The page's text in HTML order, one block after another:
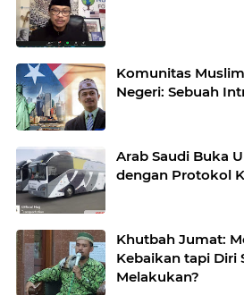
Komunitas
Negeri: Sebuah
Arab Saudi Buka
dengan Protokol
Khutbah Jumat:
Kebaikan tapi Diri
Melakukan?